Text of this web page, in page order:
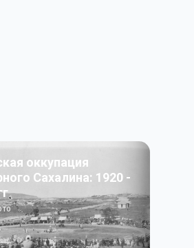
оккупация
Сахалина: 1920 -